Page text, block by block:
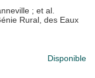
; et al.
Rural, des Eaux
Disponible